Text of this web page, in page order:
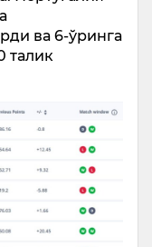
ва 6-ўринга
талик